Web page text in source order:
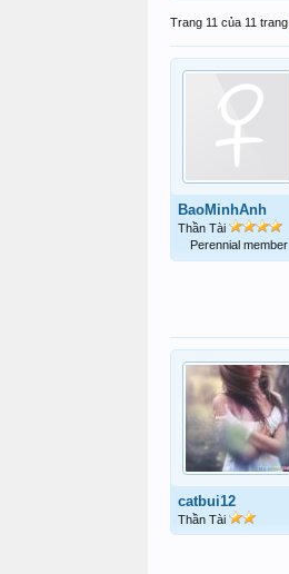
Trang 11 của 11 trang
BaoMinhAnh
Thần Tài
Perennial member
catbui12
Thần Tài